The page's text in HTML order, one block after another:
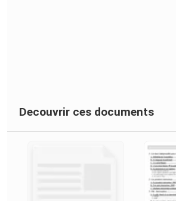
Decouvrir ces documents